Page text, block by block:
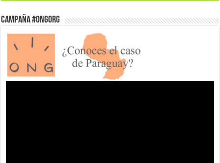
Campaña #ONGorg